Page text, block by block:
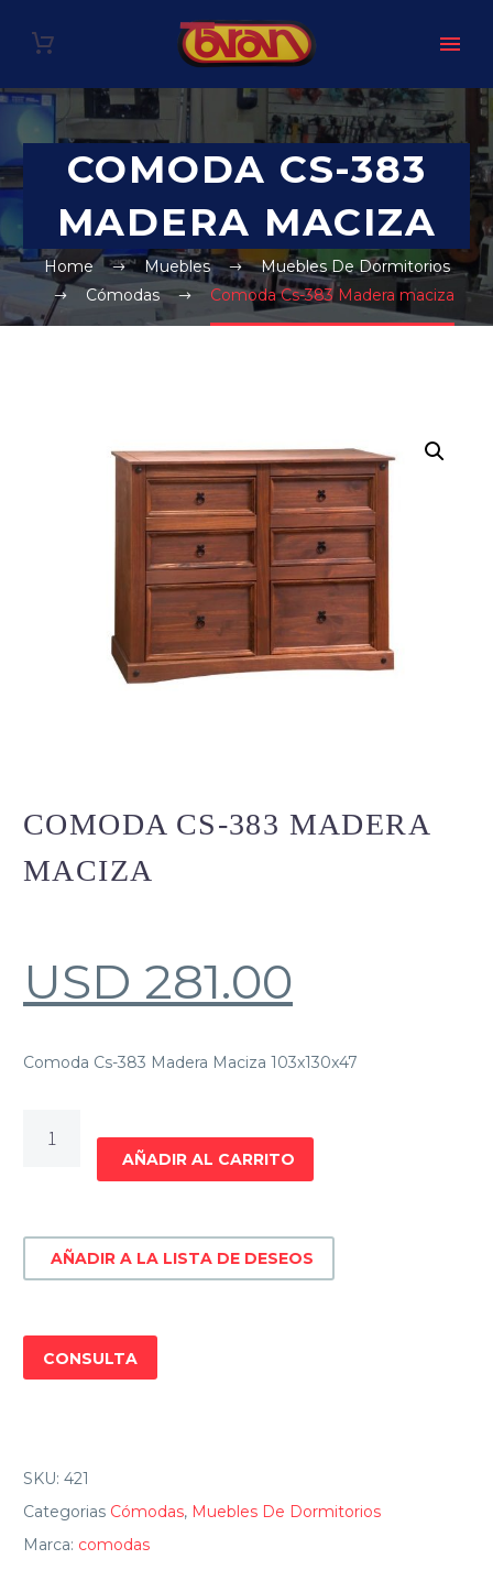
COMODA CS-383
MADERA MACIZA
Home Muebles
Muebles De Dormitorios
Cómodas
Comoda Cs-383 Madera maciza
COMODA CS-383 MADERA
MACIZA
USD 281.00
Comoda Cs-383 Madera Maciza 103x130x47
maciza
cantidad
AÑADIR AL CARRITO
AÑADIR A LA LISTA DE DESEOS
CONSULTA
SKU: 421
Categorias Cómodas, Muebles De Dormitorios
Marca: comodas